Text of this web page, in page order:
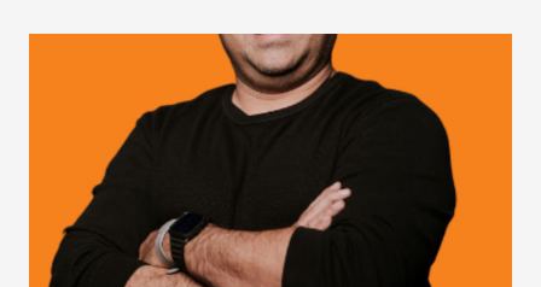
delegação brasileira na IMChO. As duas são estudantes da
Organização Educacional Farias Brito, juntamente com mais
dois alunos, Fernando Garcia e João Guilherme Azevedo,
que farão parte da delegação. A International Mendeleev
Chemistry Olympiad (IMChO) surgiu em 1992 e é
atualmente um dos mais importantes torneios acadêmicos
de Química do mundo, contando com a participação de mais